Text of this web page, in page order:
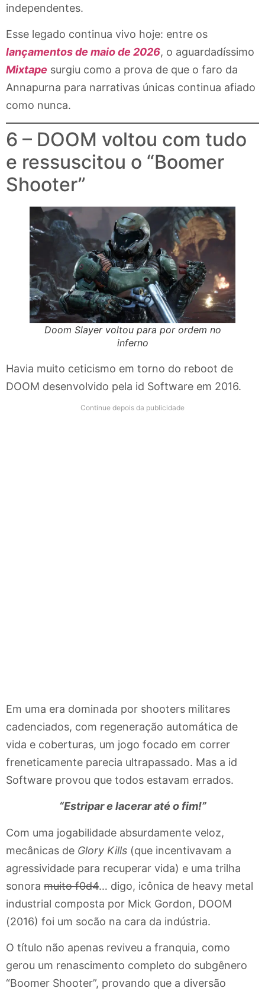
independentes.
Esse legado continua vivo hoje: entre os
lançamentos de maio de 2026, o aguardadíssimo
Mixtape surgiu como a prova de que o faro da
Annapurna para narrativas únicas continua afiado
como nunca.
6 – DOOM voltou com tudo
e ressuscitou o “Boomer
Shooter”
Doom Slayer voltou para por ordem no
inferno
Havia muito ceticismo em torno do reboot de
DOOM desenvolvido pela id Software em 2016.
Continue depois da publicidade
Em uma era dominada por shooters militares
cadenciados, com regeneração automática de
vida e coberturas, um jogo focado em correr
freneticamente parecia ultrapassado. Mas a id
Software provou que todos estavam errados.
“Estripar e lacerar até o fim!”
Com uma jogabilidade absurdamente veloz,
mecânicas de Glory Kills (que incentivavam a
agressividade para recuperar vida) e uma trilha
sonora muito f0d4… digo, icônica de heavy metal
industrial composta por Mick Gordon, DOOM
(2016) foi um socão na cara da indústria.
O título não apenas reviveu a franquia, como
gerou um renascimento completo do subgênero
“Boomer Shooter”, provando que a diversão